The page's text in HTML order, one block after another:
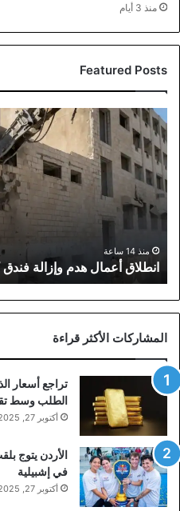
منذ 3 أيام
Featured Posts
انطلاق
أعمال
هدم
وإزالة
فندق
كراون
المهجور
عمّانمنذ 14 ساعة
انطلاق أعمال هدم وإزالة
المشاركات الأكثر قراءة
الطلب وسط
أكتوبر 27, 2025
الأردن يتوج
في إشبيلية
أكتوبر 27, 2025